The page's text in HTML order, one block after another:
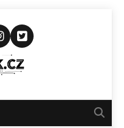
Novinkám